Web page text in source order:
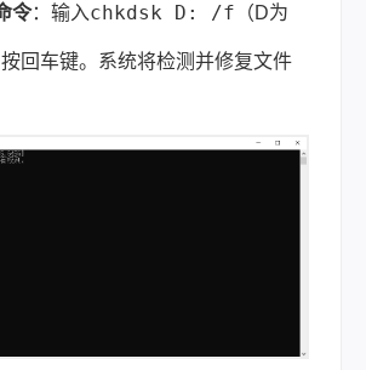
令：输入chkdsk D: /f （D为
回车键。系统将检测并修复文件